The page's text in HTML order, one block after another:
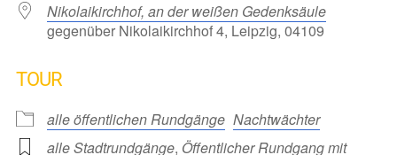
Nikolaikirchhof, an der weißen Gedenksäule
gegenüber Nikolaikirchhof 4, Leipzig, 04109
TOUR
alle öffentlichen Rundgänge Nachtwächter
alle Stadtrundgänge, Öffentlicher Rundgang mit